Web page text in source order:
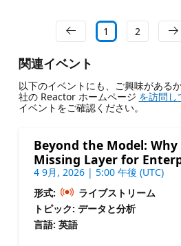
1 2
関連イベント
以下のイベントにも、ご興味がある
社の Reactor ホームページ を訪問し
イベントをご確認ください。
Beyond the Model:
Missing Layer for
4 9月, 2026 | 5:00 午後 (UTC)
形式:
ライブストリーム
トピック: データと分析
言語: 英語